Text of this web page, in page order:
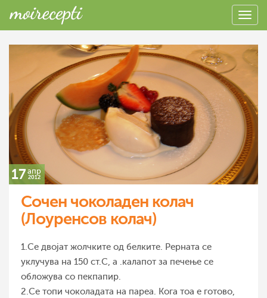
17 апр
2012
Сочен чоколаден колач
(Лоуренсов колач)
1.Се двојат жолчките од белките. Рерната се
уклучува на 150 ст.С, а .калапот за печење се
обложува со пекпапир.
2.Се топи чоколадата на пареа. Кога тоа е готово,